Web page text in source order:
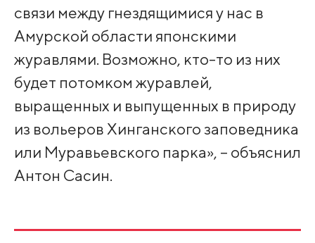
связи между гнездящимися у нас в
Амурской области японскими
журавлями. Возможно, кто-то из них
будет потомком журавлей,
выращенных и выпущенных в природу
из вольеров Хинганского заповедника
или Муравьевского парка», – объяснил
Антон Сасин.